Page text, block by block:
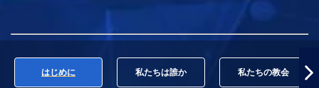
はじめに 私たちは誰か 私たちの教会